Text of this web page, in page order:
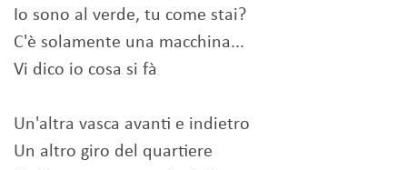
Io sono al verde, tu come stai?
C'è solamente una macchina...
Vi dico io cosa si fà
Un'altra vasca avanti e indietro
Un altro giro del quartiere